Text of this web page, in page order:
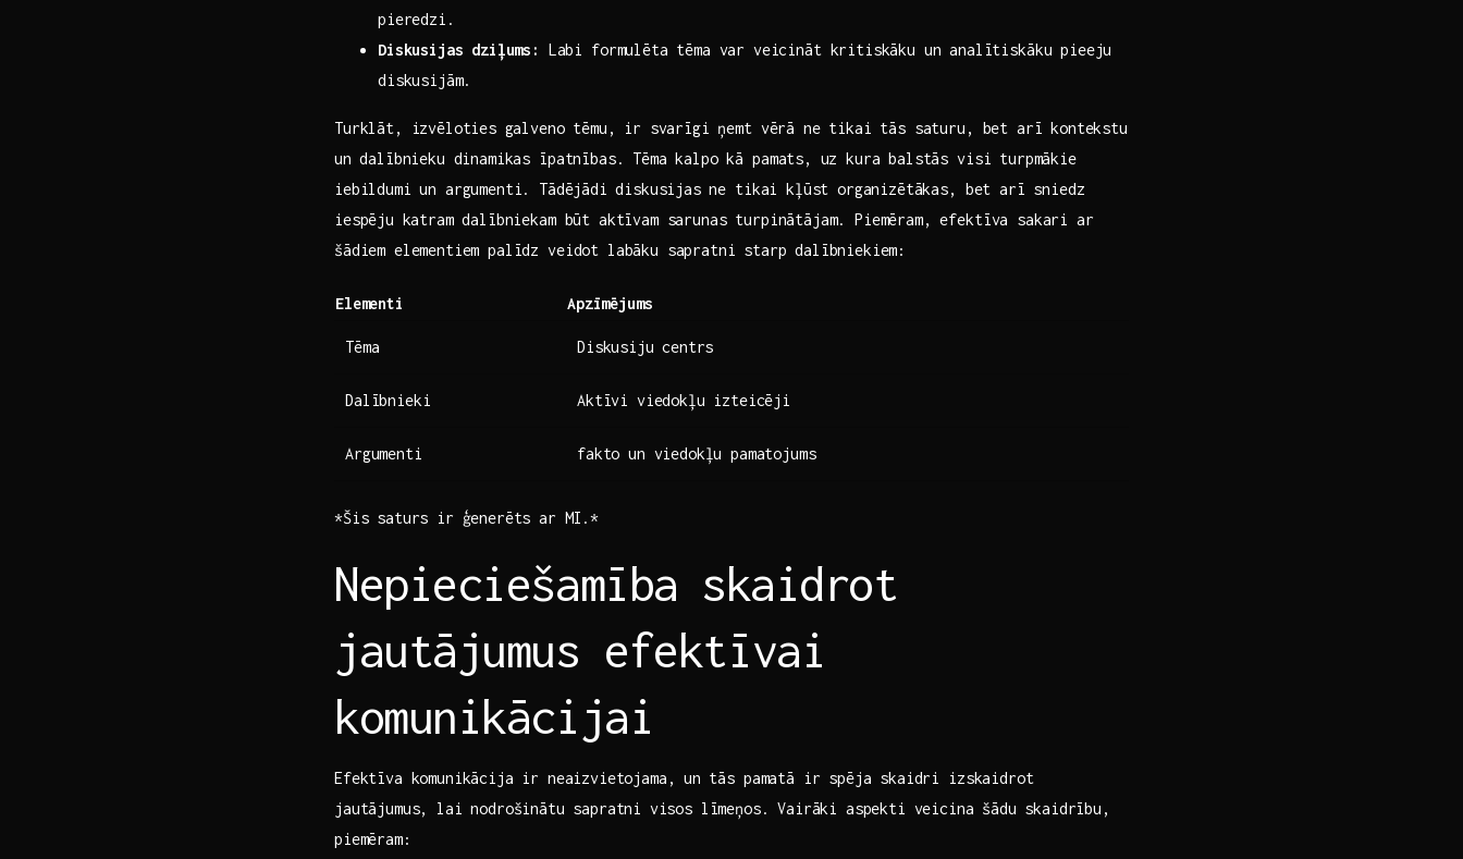
pieredzi.
Diskusijas dziļums:
Labi‍ formulēta tēma var veicināt kritiskāku un‌ analītiskāku pieeju
diskusijām.
Turklāt, izvēloties ⁤galveno⁣ tēmu, ir svarīgi ņemt vērā ne tikai tās saturu, bet arī kontekstu
un⁣ dalībnieku dinamikas īpatnības. Tēma kalpo kā pamats,⁤ uz ​kura balstās visi turpmākie
iebildumi un argumenti. ⁢Tādējādi ⁣diskusijas⁤ ne tikai kļūst organizētākas, ​bet arī sniedz
iespēju ⁤katram dalībniekam būt aktīvam sarunas turpinātājam. Piemēram, efektīva sakari ar
šādiem elementiem palīdz ‌veidot‌ labāku sapratni ⁣starp dalībniekiem:
Elementi Apzīmējums
Tēma Diskusiju ⁤centrs
Dalībnieki Aktīvi viedokļu izteicēji
Argumenti fakto un viedokļu pamatojums
*Šis saturs ir ģenerēts​ ar‍ MI.*
Nepieciešamība ⁣skaidrot
jautājumus efektīvai
komunikācijai
Efektīva komunikācija ir ⁤neaizvietojama,⁣ un ⁤tās pamatā ir ‌spēja ​skaidri izskaidrot
jautājumus, lai​ nodrošinātu⁤ sapratni⁣ visos​ līmeņos. ⁤Vairāki aspekti veicina ‍šādu ⁤skaidrību,
‍piemēram: